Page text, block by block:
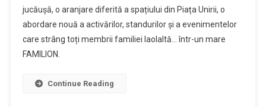
Târgului​
jucăușă,​ ​o​ ​aranjare​ ​diferită​ ​a​ ​spațiului​ ​din​ ​Piața​ ​Unirii,​ ​o
abordare​ ​nouă​ ​a​ ​activărilor,​ ​standurilor​ ​și​ ​a​ ​evenimentelor​ ​
care​ ​strâng​ ​toți​ ​membrii​ ​familiei​ ​laolaltă… într-un​ ​mare​ ​
FAMILION.
Continue Reading